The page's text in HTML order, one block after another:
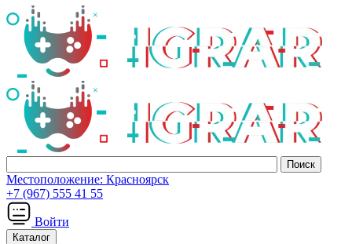
Местоположение: Красноярск
+7 (967) 555 41 55
Войти
Каталог